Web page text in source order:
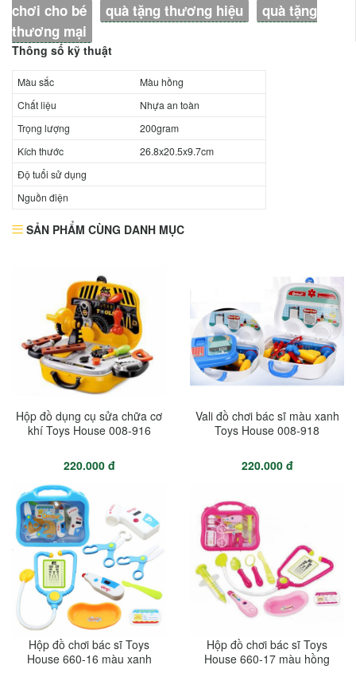
chơi cho bé quà tặng thương hiệu
quà tặng
thương mại
Thông số kỹ thuật
Màu sắc
Màu hồng
Chất liệu
Nhựa an toàn
Trọng lượng
200gram
Kích thước
26.8x20.5x9.7cm
Độ tuổi sử dụng
Nguồn điện
SẢN PHẨM CÙNG DANH MỤC
Hộp đồ dụng cụ sửa chữa cơ
khí Toys House 008-916
220.000 đ
Vali đồ chơi bác sĩ màu xanh
Toys House 008-918
220.000 đ
Hộp đồ chơi bác sĩ Toys
House 660-16 màu xanh
Hộp đồ chơi bác sĩ Toys
House 660-17 màu hồng